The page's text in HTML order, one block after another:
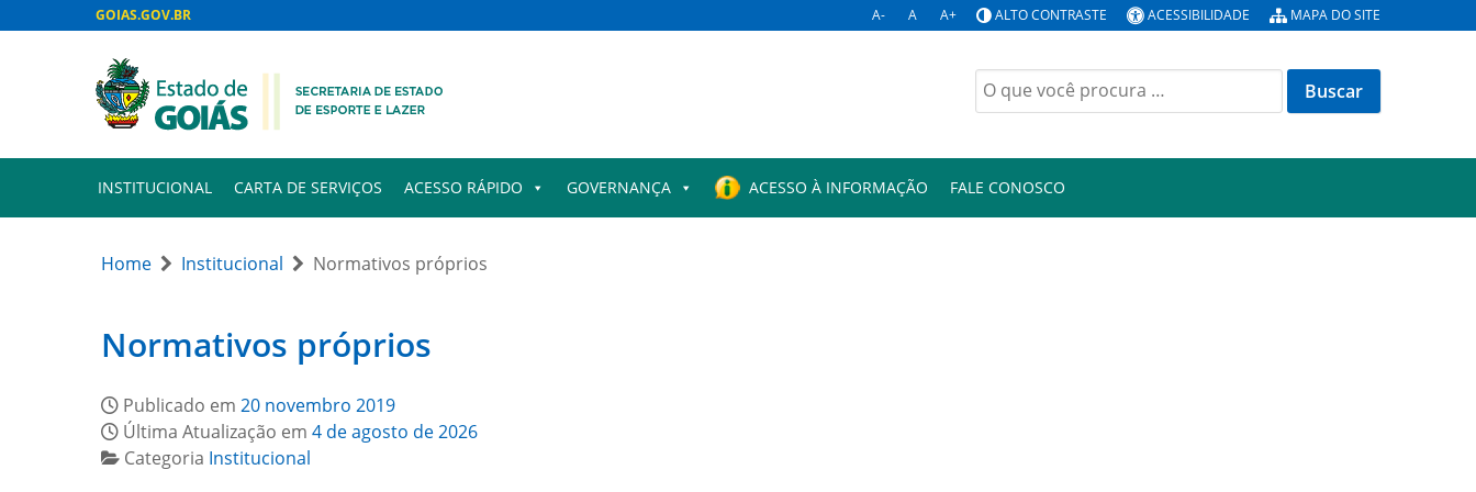
GOIAS.GOV.BR A- A A+ ALTO CONTRASTE ACESSIBILIDADE MAPA DO SITE
Buscar
por:
INSTITUCIONAL CARTA DE SERVIÇOS ACESSO RÁPIDO GOVERNANÇA ACESSO À INFORMAÇÃO FALE CONOSCO
Home Institucional Normativos próprios
Normativos próprios
Publicado em 20 novembro 2019
Última Atualização em 4 de agosto de 2026
Categoria Institucional